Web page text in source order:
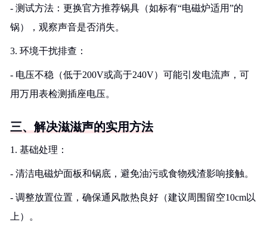
- 测试方法：更换官方推荐锅具（如标有“电磁炉适用”的
锅），观察声音是否消失。
3. 环境干扰排查：
- 电压不稳（低于200V或高于240V）可能引发电流声，可
用万用表检测插座电压。
三、解决滋滋声的实用方法
1. 基础处理：
- 清洁电磁炉面板和锅底，避免油污或食物残渣影响接触。
- 调整放置位置，确保通风散热良好（建议周围留空10cm以
上）。